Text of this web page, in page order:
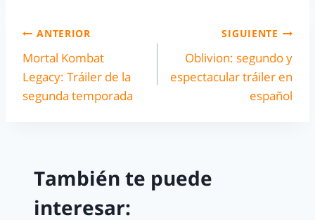
ANTERIOR
Mortal Kombat
Legacy: Tráiler de la
segunda temporada
SIGUIENTE
Oblivion: segundo y
espectacular tráiler en
español
También te puede
interesar: